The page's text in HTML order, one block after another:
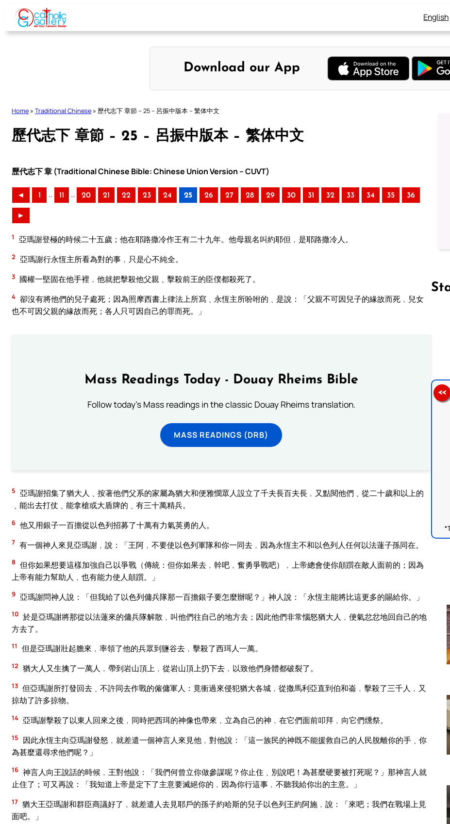
Skip
content
English
Download our App
Home » Traditional Chinese » 歷代志下 章節 – 25 – 呂振中版本 – 繁体中文
歷代志下 章節 – 25 – 呂振中版本 – 繁体中文
歷代志下 章 (Traditional Chinese Bible: Chinese Union Version – CUVT)
◄ 1 .. 11 .. 20 21 22 23 24 25 26 27 28 29 30 31 32 33 34 35 36
►
1 亞瑪謝登極的時候二十五歲；他在耶路撒冷作王有二十九年。他母親名叫約耶但﹐是耶路撒冷人。
2 亞瑪謝行永恆主所看為對的事﹐只是心不純全。
3 國權一堅固在他手裡﹐他就把擊殺他父親﹑擊殺前王的臣僕都殺死了。
4 卻沒有將他們的兒子處死；因為照摩西書上律法上所寫﹑永恆主所吩咐的﹑是說：「父親不可因兒子的緣故而死﹐兒女
也不可因父親的緣故而死；各人只可因自己的罪而死。」
Mass Readings Today - Douay Rheims Bible
Follow today's Mass readings in the classic Douay Rheims translation.
MASS READINGS (DRB)
5 亞瑪謝招集了猶大人﹑按著他們父系的家屬為猶大和便雅憫眾人設立了千夫長百夫長﹐又點閱他們﹑從二十歲和以上的
﹑能出去打仗﹑能拿槍或大盾牌的﹑有三十萬精兵。
6 他又用銀子一百擔從以色列招募了十萬有力氣英勇的人。
7 有一個神人來見亞瑪謝﹐說：「王阿﹐不要使以色列軍隊和你一同去﹐因為永恆主不和以色列人任何以法蓮子孫同在。
8 但你如果想要這樣加強自己以爭戰（傳統：但你如果去﹐幹吧﹐奮勇爭戰吧）﹐上帝總會使你顛躓在敵人面前的；因為
上帝有能力幫助人﹐也有能力使人顛躓。」
9 亞瑪謝問神人說：「但我給了以色列傭兵隊那一百擔銀子要怎麼辦呢？」神人說：「永恆主能將比這更多的賜給你。」
10 於是亞瑪謝將那從以法蓮來的傭兵隊解散﹐叫他們往自己的地方去；因此他們非常惱怒猶大人﹐便氣忿忿地回自己的地
方去了。
11 但是亞瑪謝壯起膽來﹐率領了他的兵眾到鹽谷去﹐擊殺了西珥人一萬。
12 猶大人又生擒了一萬人﹐帶到岩山頂上﹐從岩山頂上扔下去﹐以致他們身體都破裂了。
13 但亞瑪謝所打發回去﹑不許同去作戰的僱傭軍人：竟衝過來侵犯猶大各城﹐從撒馬利亞直到伯和崙﹐擊殺了三千人﹐又
掠劫了許多掠物。
14 亞瑪謝擊殺了以東人回來之後﹐同時把西珥的神像也帶來﹐立為自己的神﹐在它們面前叩拜﹐向它們燻祭。
15
因此永恆主向亞瑪謝發怒﹐就差遣一個神言人來見他﹐對他說：「這一族民的神既不能援救自己的人民脫離你的手﹑你
為甚麼還尋求他們呢？」
16 神言人向王說話的時候﹐王對他說：「我們何曾立你做參謀呢？你止住﹑別說吧！為甚麼硬要被打死呢？」那神言人就
止住了；可又再說：「我知道上帝是定下了主意要滅絕你的﹐因為你行這事﹐不聽我給你出的主意。」
17 猶大王亞瑪謝和群臣商議好了﹐就差遣人去見耶戶的孫子約哈斯的兒子以色列王約阿施﹐說：「來吧；我們在戰場上見
面吧。」
<<